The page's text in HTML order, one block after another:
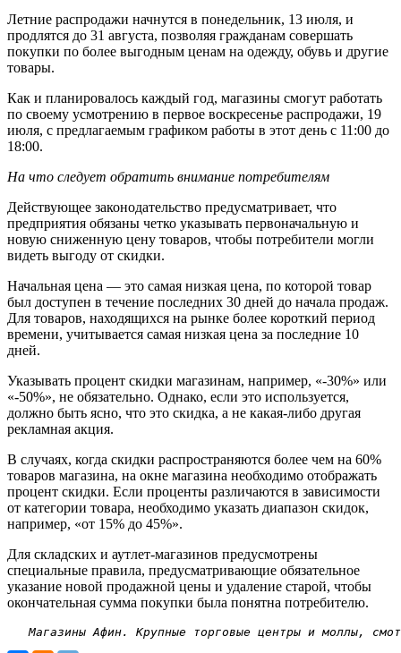
Летние распродажи начнутся в понедельник, 13 июля, и
продлятся до 31 августа, позволяя гражданам совершать
покупки по более выгодным ценам на одежду, обувь и другие
товары.
Как и планировалось каждый год, магазины смогут работать
по своему усмотрению в первое воскресенье распродажи, 19
июля, с предлагаемым графиком работы в этот день с 11:00 до
18:00.
На что следует обратить внимание потребителям
Действующее законодательство предусматривает, что
предприятия обязаны четко указывать первоначальную и
новую сниженную цену товаров, чтобы потребители могли
видеть выгоду от скидки.
Начальная цена — это самая низкая цена, по которой товар
был доступен в течение последних 30 дней до начала продаж.
Для товаров, находящихся на рынке более короткий период
времени, учитывается самая низкая цена за последние 10
дней.
Указывать процент скидки магазинам, например, «-30%» или
«-50%», не обязательно. Однако, если это используется,
должно быть ясно, что это скидка, а не какая-либо другая
рекламная акция.
В случаях, когда скидки распространяются более чем на 60%
товаров магазина, на окне магазина необходимо отображать
процент скидки. Если проценты различаются в зависимости
от категории товара, необходимо указать диапазон скидок,
например, «от 15% до 45%».
Для складских и аутлет-магазинов предусмотрены
специальные правила, предусматривающие обязательное
указание новой продажной цены и удаление старой, чтобы
окончательная сумма покупки была понятна потребителю.
Магазины Афин. Крупные торговые центры и моллы,